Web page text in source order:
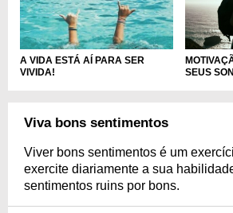
A VIDA ESTÁ AÍ PARA SER
VIVIDA!
SEUS
Viva bons sentimentos
Viver bons sentimentos é um
exercite diariamente a sua
sentimentos ruins por bons.